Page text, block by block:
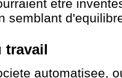
etre
semblant
travail
automatisee,